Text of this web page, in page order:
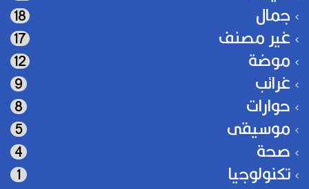
جمال 18
غير مصنف 17
موضة 12
غرائب 9
حوارات 8
موسيقى 5
صحة 4
تكنولوجيا 1